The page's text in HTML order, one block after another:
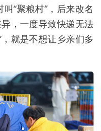
“聚粮村”，后来改名
，一度导致快递无法
就是不想让乡亲们多